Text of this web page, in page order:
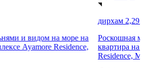
и видом на море на
Ayamore Residence,
дирхам
Роскошная
квартира на
Residence,